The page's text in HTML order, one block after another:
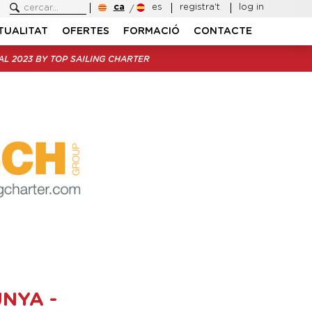
ca es registra't log in
OFERTES FORMACIÓ CONTACTE
2023 BY TOP SAILING CHARTER
-